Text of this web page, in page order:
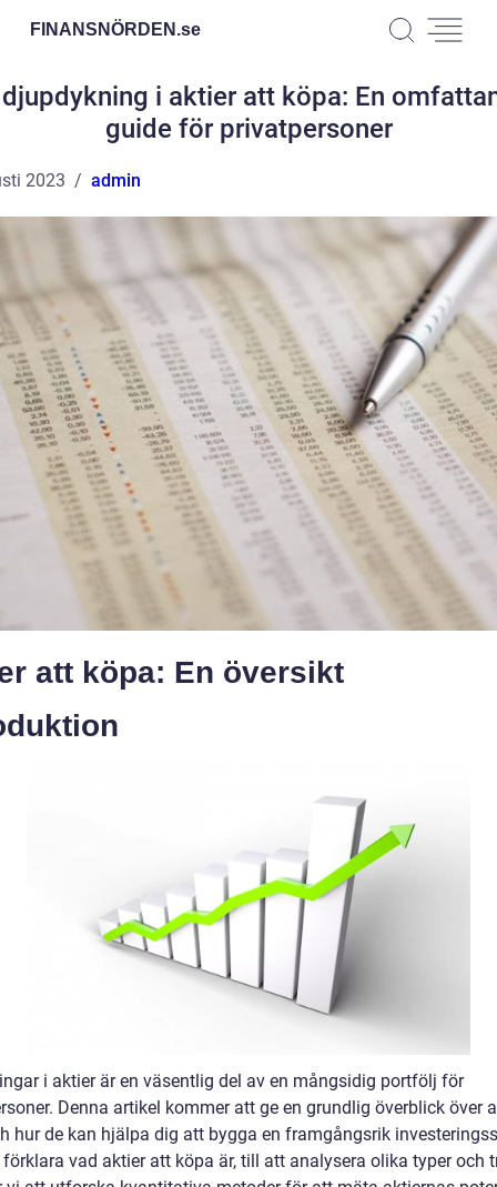
FINANSNÖRDEN.se
djupdykning i aktier att köpa: En
guide för privatpersoner
2023 admin
att köpa: En översikt
i aktier är en väsentlig del av en mångsidig portfölj för
Denna artikel kommer att ge en grundlig överblick över
hur de kan hjälpa dig att bygga en framgångsrik
vad aktier att köpa är, till att analysera olika typer och